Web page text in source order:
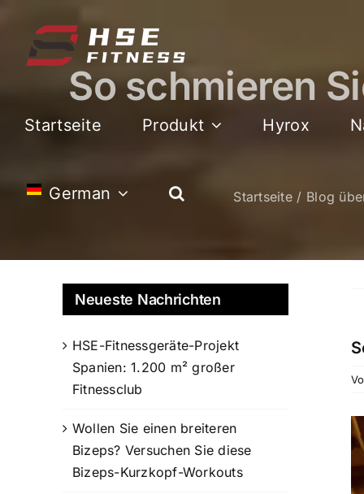
springen
Startseite Produkt Hyrox
German
So schmieren
Startseite Blog
Neueste Nachrichten
HSE-Fitnessgeräte-Projekt
Spanien: 1.200 m² großer
Fitnessclub
Wollen Sie einen breiteren
Bizeps? Versuchen Sie diese
Bizeps-Kurzkopf-Workouts